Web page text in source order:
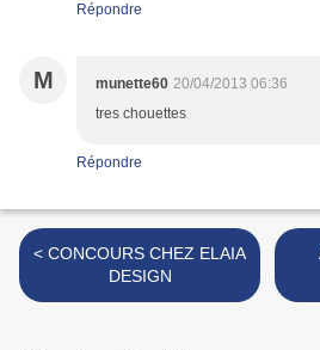
Répondre
M munette60 20/04/2013 06:36
tres chouettes
Répondre
< CONCOURS CHEZ ELAIA
DESIGN